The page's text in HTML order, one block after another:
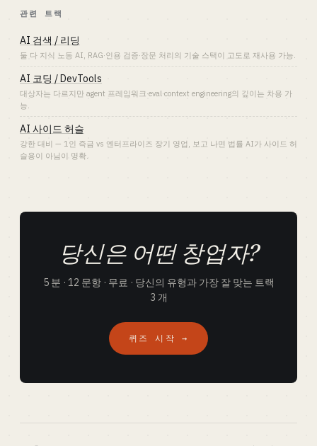
관련 트랙
AI 검색 / 리딩
둘 다 지식 노동 AI, RAG·인용 검증·장문 처리의 기술 스택이 고도로 재사용 가능.
AI 코딩 / DevTools
대상자는 다르지만 agent 프레임워크·eval·context engineering의 깊이는 차용 가
능.
AI 사이드 허슬
강한 대비 — 1인 즉금 vs 엔터프라이즈 장기 영업, 보고 나면 법률 AI가 사이드 허
슬용이 아님이 명확.
당신은 어떤 창업자?
5 분 · 12 문항 · 무료 · 당신의 유형과 가장 잘 맞는 트랙
3 개
퀴즈 시작 →